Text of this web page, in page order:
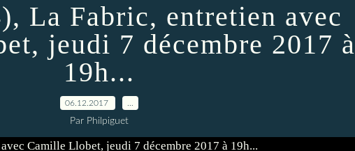
La Fabric, entretien avec
jeudi 7 décembre 2017 à
19h...
06.12.2017
Par Philpiguet